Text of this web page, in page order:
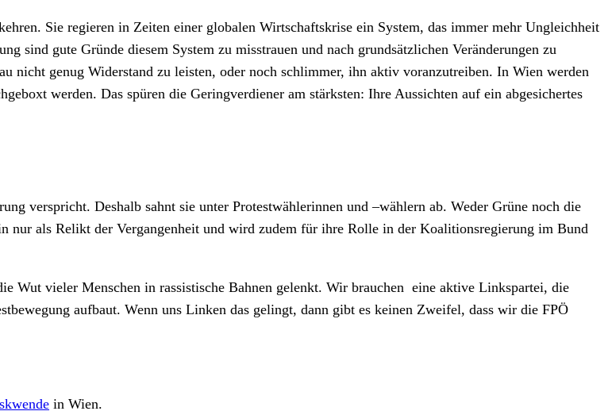
Sie regieren in Zeiten einer globalen Wirtschaftskrise ein System, das immer mehr Ungleichheit
sind gute Gründe diesem System zu misstrauen und nach grundsätzlichen Veränderungen zu
nicht genug Widerstand zu leisten, oder noch schlimmer, ihn aktiv voranzutreiben. In Wien werden
werden. Das spüren die Geringverdiener am stärksten: Ihre Aussichten auf ein abgesichertes
verspricht. Deshalb sahnt sie unter Protestwählerinnen und –wählern ab. Weder Grüne noch die
nur als Relikt der Vergangenheit und wird zudem für ihre Rolle in der Koalitionsregierung im Bund
Wut vieler Menschen in rassistische Bahnen gelenkt. Wir brauchen eine aktive Linkspartei, die
aufbaut. Wenn uns Linken das gelingt, dann gibt es keinen Zweifel, dass wir die FPÖ
in Wien.